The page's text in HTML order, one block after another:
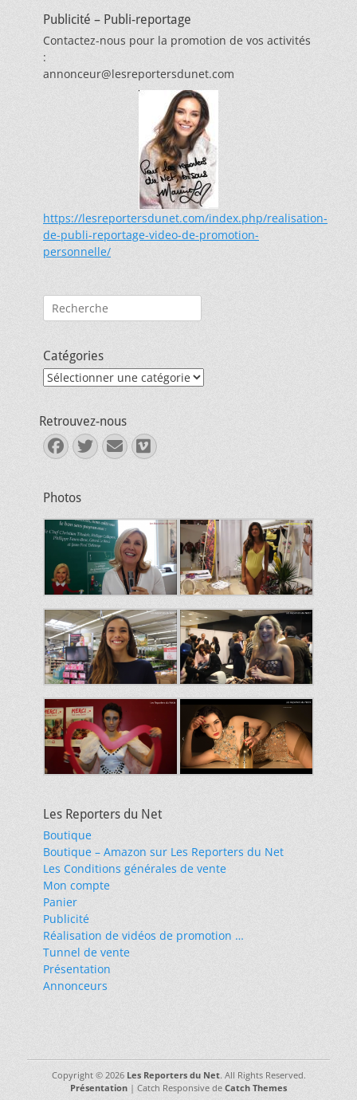
Publicité – Publi-reportage
Contactez-nous pour la promotion de vos activités
:
annonceur@lesreportersdunet.com
https://lesreportersdunet.com/index.php/realisation-
de-publi-reportage-video-de-promotion-
personnelle/
Rechercher :
Catégories
Catégories
Retrouvez-nous
Facebook
Twitter
E-
mail
Vimeo
Photos
Les Reporters du Net
Boutique
Boutique – Amazon sur Les Reporters du Net
Les Conditions générales de vente
Mon compte
Panier
Publicité
Réalisation de vidéos de promotion …
Tunnel de vente
Présentation
Annonceurs
Copyright © 2026 Les Reporters du Net. All Rights Reserved.
Présentation | Catch Responsive de Catch Themes